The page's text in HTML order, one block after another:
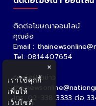
ติดต่อโฆษณาออนไลน์
คุณอ้อ
Email :
Tel: 0814407654
ติดต่อฝ่ายข่าว
โทร. 02-338-3333 ต่อ
×
เราใช้คุกกี้
เพื่อให้
เว็บไซต์